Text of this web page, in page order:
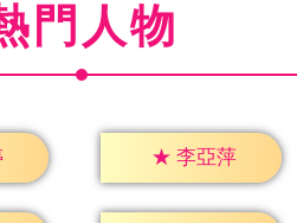
門人物
★ 李亞萍